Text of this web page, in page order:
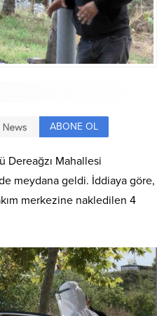
ABONE OL
Dereağzı Mahallesi
meydana geldi. İddiaya göre,
merkezine nakledilen 4